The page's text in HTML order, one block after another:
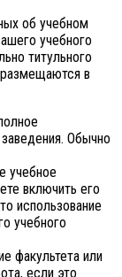
об учебном
учебного
титульного
в
Обычно
учебное
включить его
использование
учебного
факультета или
если это